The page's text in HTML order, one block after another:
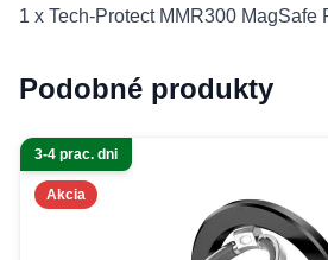
1 x Tech-Protect MMR300 MagSafe
Podobné produkty
Akcia
3-4 prac. dni